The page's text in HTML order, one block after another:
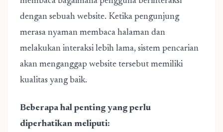
dengan sebuah website. Ketika pengunjung
merasa nyaman membaca halaman dan
melakukan interaksi lebih lama, sistem pencarian
akan menganggap website tersebut memiliki
kualitas yang baik.
Beberapa hal penting yang perlu
diperhatikan meliputi: